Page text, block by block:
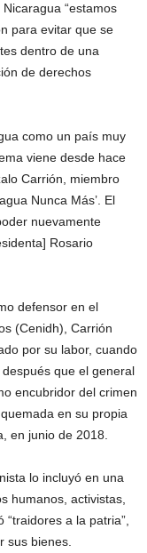
“estamos
para evitar que se
dentro de una
de derechos
como un país muy
viene desde hace
Carrión, miembro
Nunca Más’. El
nuevamente
Rosario
defensor en el
(Cenidh), Carrión
por su labor, cuando
que el general
encubridor del crimen
en su propia
en junio de 2018.
lo incluyó en una
humanos, activistas,
a la patria”,
sus bienes.